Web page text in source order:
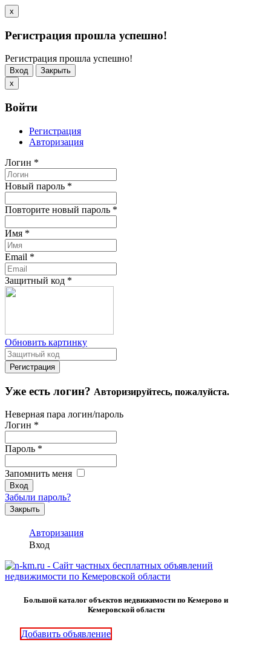
x
Регистрация прошла успешно!
Регистрация прошла успешно!
Вход
Закрыть
x
Войти
Регистрация
Авторизация
Логин *
Новый пароль *
Повторите новый пароль *
Имя *
Email *
Защитный код *
Обновить картинку
Уже есть логин? Авторизируйтесь, пожалуйста.
Неверная пара логин/пароль
Логин *
Пароль *
Запомнить меня
Забыли пароль?
Закрыть
Авторизация
Вход
Большой каталог объектов недвижимости по Кемерово и
Кемеровской области
Добавить объявление